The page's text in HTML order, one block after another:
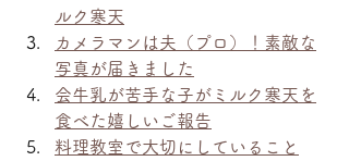
ルク寒天
カメラマンは夫（プロ）！素敵な
写真が届きました
会牛乳が苦手な子がミルク寒天を
食べた嬉しいご報告
料理教室で大切にしていること